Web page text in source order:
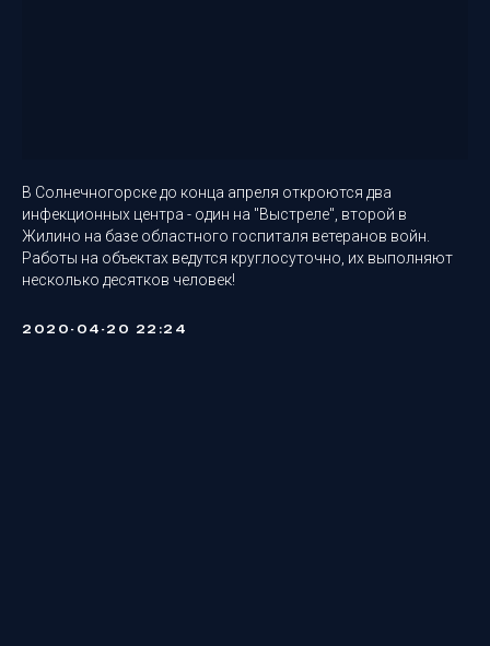
В Солнечногорске до конца апреля откроются два
инфекционных центра - один на "Выстреле", второй в
Жилино на базе областного госпиталя ветеранов войн.
Работы на объектах ведутся круглосуточно, их выполняют
несколько десятков человек!
2020-04-20 22:24